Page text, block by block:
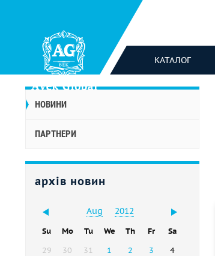
КАТАЛОГ
НОВИНИ
ПАРТНЕРИ
архів новин
Aug 2012
Su Mo Tu We Th Fr
Sa
29
30 31 1 2 3
4